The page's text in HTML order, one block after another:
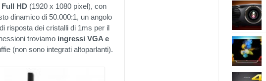
HD (1920 x 1080 pixel), con
dinamico di 50.000:1, un angolo
risposta dei cristalli di 1ms per il
troviamo ingressi VGA e
(non sono integrati altoparlanti).